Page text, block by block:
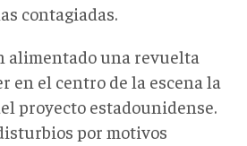
contagiadas.
alimentado una revuelta
en el centro de la escena la
proyecto estadounidense.
por motivos